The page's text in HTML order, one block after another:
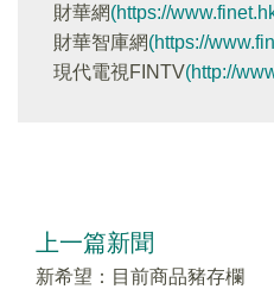
財華網(https://
財華智庫網(https://
現代電視FINTV(http://
上一篇新聞
新希望：目前商品豬存欄